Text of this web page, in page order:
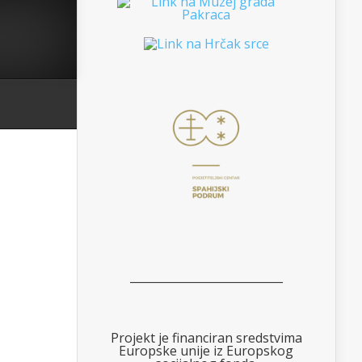
Projekt je financiran sredstvima
Europske unije iz Europskog